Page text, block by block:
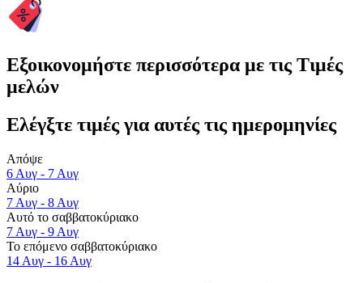
Εξοικονομήστε περισσότερα με τις Τιμές
μελών
Ελέγξτε τιμές για αυτές τις ημερομηνίες
Απόψε
6 Αυγ - 7 Αυγ
Αύριο
7 Αυγ - 8 Αυγ
Αυτό το σαββατοκύριακο
7 Αυγ - 9 Αυγ
Το επόμενο σαββατοκύριακο
14 Αυγ - 16 Αυγ